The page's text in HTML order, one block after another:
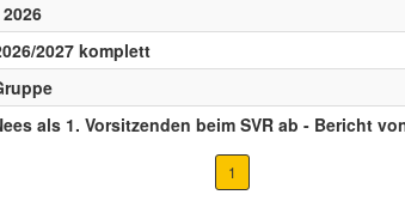
2027 komplett
als 1. Vorsitzenden beim SVR ab - Bericht
1